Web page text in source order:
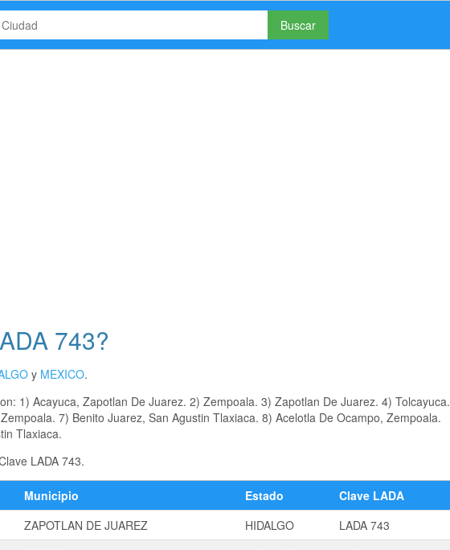
Buscar
743?
y MEXICO.
1) Acayuca, Zapotlan De Juarez. 2) Zempoala. 3) Zapotlan De Juarez. 4) Tolcayuca.
7) Benito Juarez, San Agustin Tlaxiaca. 8) Acelotla De Ocampo, Zempoala.
Tlaxiaca.
LADA 743.
Municipio Estado
Clave LADA
ZAPOTLAN DE JUAREZ HIDALGO
LADA 743